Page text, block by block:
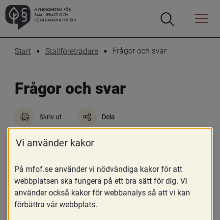
Öppna
Öppna
Menyn
Start Ställföreträdare Frågor och svar
Frågor och svar
Skriv ut Dela
Här hittar du svar på frågor från
överförmyndarverksamheten.
info@mfof.se.
Vi använder kakor
På mfof.se använder vi nödvändiga kakor för att
webbplatsen ska fungera på ett bra sätt för dig. Vi
använder också kakor för webbanalys så att vi kan
förbättra vår webbplats.